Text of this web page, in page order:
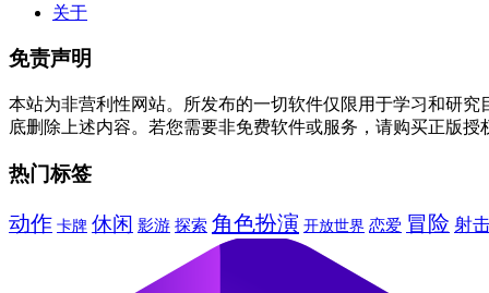
关于
免责声明
本站为非营利性网站。所发布的一切软件仅限用于学习和研
底删除上述内容。若您需要非免费软件或服务，请购买正版
热门标签
动作 卡牌 休闲 影游 探索 角色扮演 开放世界 恋爱 冒险 射